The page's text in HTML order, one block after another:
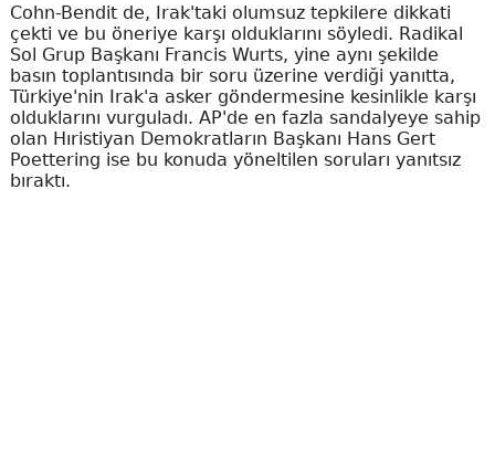
Cohn-Bendit de, Irak'taki olumsuz tepkilere dikkati
çekti ve bu öneriye karşı olduklarını söyledi. Radikal
Sol Grup Başkanı Francis Wurts, yine aynı şekilde
basın toplantısında bir soru üzerine verdiği yanıtta,
Türkiye'nin Irak'a asker göndermesine kesinlikle karşı
olduklarını vurguladı. AP'de en fazla sandalyeye sahip
olan Hıristiyan Demokratların Başkanı Hans Gert
Poettering ise bu konuda yöneltilen soruları yanıtsız
bıraktı.